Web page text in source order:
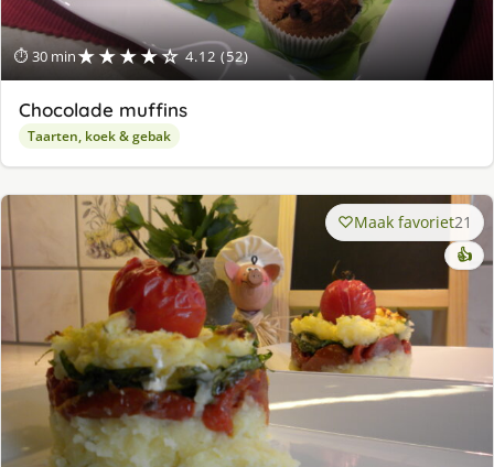
⏱ 30 min★★★★☆ 4.12 (52)
Chocolade muffins
Taarten, koek & gebak
Maak favoriet21
👍